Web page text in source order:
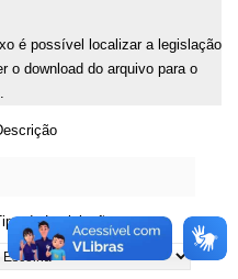
é possível localizar a legislação
o download do arquivo para o
de Legislação